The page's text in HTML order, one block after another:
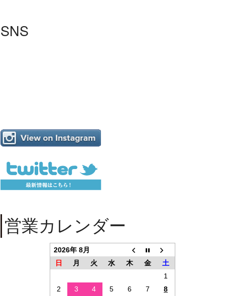
SNS
営業カレンダー
2026年 8月
日
月 火 水 木 金
土
1
2
3 4 5 6 7 8